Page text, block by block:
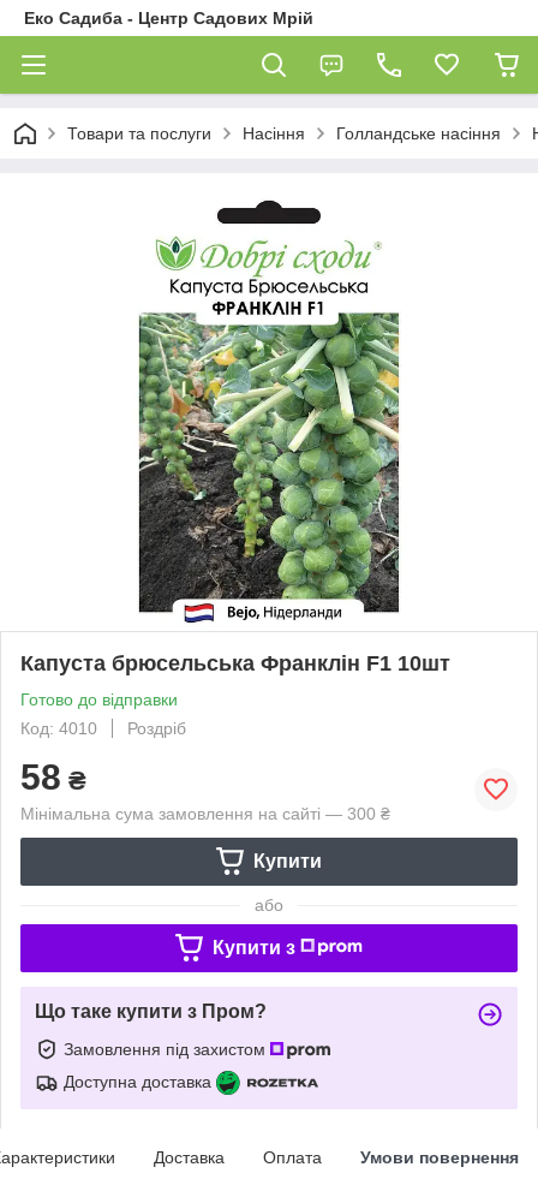
Еко Садиба - Центр Садових Мрій
Товари та послуги Насіння Голландське насіння
Капуста брюсельська Франклін F1 10шт
Готово до відправки
Код: 4010
Роздріб
58 ₴
Мінімальна сума замовлення на сайті — 300 ₴
Купити
або
Купити з
Що таке купити з Пром?
Замовлення під захистом
Доступна доставка
Доставка Оплата Умови повернення